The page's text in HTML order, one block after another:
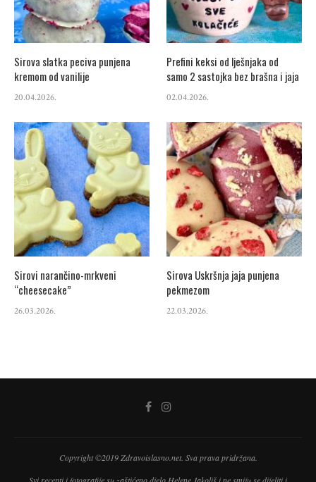
Sirova slatka peciva punjena
kremom od vanilije
20.04.2026.
Prefini keksi od lješnjaka od
samo 2 sastojka bez brašna i jaja
02.04.2026.
Sirovi narančino-mrkveni
“cheesecake”
26.03.2026.
Sirova Uskršnja jaja punjena
pekmezom
22.03.2026.
Copyright ©2019 Zdravoislasno.net. Sva prava pridržana.